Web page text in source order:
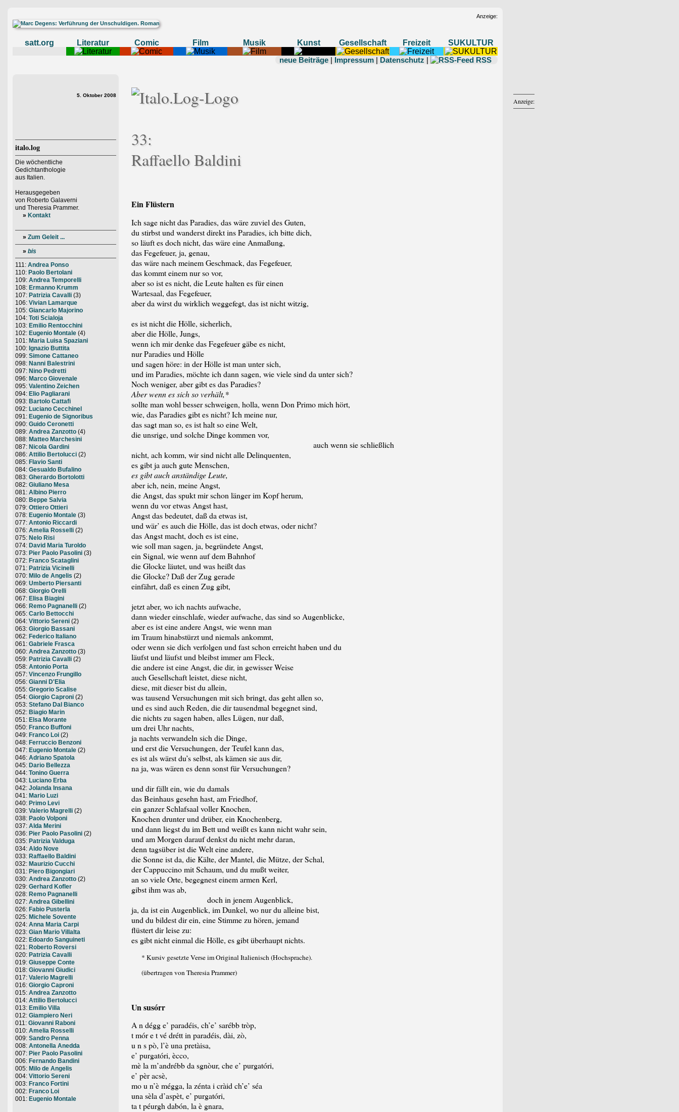
Anzeige:
Anzeige:
satt.org Literatur Comic Film Musik Kunst Gesellschaft Freizeit
SUKULTUR
neue Beiträge | Impressum | Datenschutz | RSS
5. Oktober 2008
italo.log
Die wöchentliche
Gedichtanthologie
aus Italien.
Herausgegeben
von Roberto Galaverni
und Theresia Prammer.
» Kontakt
» Zum Geleit ...
» bis
111: Andrea Ponso
110: Paolo Bertolani
109: Andrea Temporelli
108: Ermanno Krumm
107: Patrizia Cavalli (3)
106: Vivian Lamarque
105: Giancarlo Majorino
104: Toti Scialoja
103: Emilio Rentocchini
102: Eugenio Montale (4)
101: Maria Luisa Spaziani
100: Ignazio Buttita
099: Simone Cattaneo
098: Nanni Balestrini
097: Nino Pedretti
096: Marco Giovenale
095: Valentino Zeichen
094: Elio Pagliarani
093: Bartolo Cattafi
092: Luciano Cecchinel
091: Eugenio de Signoribus
090: Guido Ceronetti
089: Andrea Zanzotto (4)
088: Matteo Marchesini
087: Nicola Gardini
086: Attilio Bertolucci (2)
085: Flavio Santi
084: Gesualdo Bufalino
083: Gherardo Bortolotti
082: Giuliano Mesa
081: Albino Pierro
080: Beppe Salvia
079: Ottiero Ottieri
078: Eugenio Montale (3)
077: Antonio Riccardi
076: Amelia Rosselli (2)
075: Nelo Risi
074: David Maria Turoldo
073: Pier Paolo Pasolini (3)
072: Franco Scataglini
071: Patrizia Vicinelli
070: Milo de Angelis (2)
069: Umberto Piersanti
068: Giorgio Orelli
067: Elisa Biagini
066: Remo Pagnanelli (2)
065: Carlo Bettocchi
064: Vittorio Sereni (2)
063: Giorgio Bassani
062: Federico Italiano
061: Gabriele Frasca
060: Andrea Zanzotto (3)
059: Patrizia Cavalli (2)
058: Antonio Porta
057: Vincenzo Frungillo
056: Gianni D'Elia
055: Gregorio Scalise
054: Giorgio Caproni (2)
053: Stefano Dal Bianco
052: Biagio Marin
051: Elsa Morante
050: Franco Buffoni
049: Franco Loi (2)
048: Ferruccio Benzoni
047: Eugenio Montale (2)
046: Adriano Spatola
045: Dario Bellezza
044: Tonino Guerra
043: Luciano Erba
042: Jolanda Insana
041: Mario Luzi
040: Primo Levi
039: Valerio Magrelli (2)
038: Paolo Volponi
037: Alda Merini
036: Pier Paolo Pasolini (2)
035: Patrizia Valduga
034: Aldo Nove
033: Raffaello Baldini
032: Maurizio Cucchi
031: Piero Bigongiari
030: Andrea Zanzotto (2)
029: Gerhard Kofler
028: Remo Pagnanelli
027: Andrea Gibellini
026: Fabio Pusterla
025: Michele Sovente
024: Anna Maria Carpi
023: Gian Mario Villalta
022: Edoardo Sanguineti
021: Roberto Roversi
020: Patrizia Cavalli
019: Giuseppe Conte
018: Giovanni Giudici
017: Valerio Magrelli
016: Giorgio Caproni
015: Andrea Zanzotto
014: Attilio Bertolucci
013: Emilio Villa
012: Giampiero Neri
011: Giovanni Raboni
010: Amelia Rosselli
009: Sandro Penna
008: Antonella Anedda
007: Pier Paolo Pasolini
006: Fernando Bandini
005: Milo de Angelis
004: Vittorio Sereni
003: Franco Fortini
002: Franco Loi
001: Eugenio Montale
33:
Raffaello Baldini
Ein Flüstern
Ich sage nicht das Paradies, das wäre zuviel des Guten,
du stirbst und wanderst direkt ins Paradies, ich bitte dich,
so läuft es doch nicht, das wäre eine Anmaßung,
das Fegefeuer, ja, genau,
das wäre nach meinem Geschmack, das Fegefeuer,
das kommt einem nur so vor,
aber so ist es nicht, die Leute halten es für einen
Wartesaal, das Fegefeuer,
aber da wirst du wirklich weggefegt, das ist nicht witzig,
es ist nicht die Hölle, sicherlich,
aber die Hölle, Jungs,
wenn ich mir denke das Fegefeuer gäbe es nicht,
nur Paradies und Hölle
und sagen höre: in der Hölle ist man unter sich,
und im Paradies, möchte ich dann sagen, wie viele sind da unter sich?
Noch weniger, aber gibt es das Paradies?
Aber wenn es sich so verhält,*
sollte man wohl besser schweigen, holla, wenn Don Primo mich hört,
wie, das Paradies gibt es nicht? Ich meine nur,
das sagt man so, es ist halt so eine Welt,
die unsrige, und solche Dinge kommen vor,
auch wenn sie schließlich
nicht, ach komm, wir sind nicht alle Delinquenten,
es gibt ja auch gute Menschen,
es gibt auch anständige Leute,
aber ich, nein, meine Angst,
die Angst, das spukt mir schon länger im Kopf herum,
wenn du vor etwas Angst hast,
Angst das bedeutet, daß da etwas ist,
und wär’ es auch die Hölle, das ist doch etwas, oder nicht?
das Angst macht, doch es ist eine,
wie soll man sagen, ja, begründete Angst,
ein Signal, wie wenn auf dem Bahnhof
die Glocke läutet, und was heißt das
die Glocke? Daß der Zug gerade
einfährt, daß es einen Zug gibt,
jetzt aber, wo ich nachts aufwache,
dann wieder einschlafe, wieder aufwache, das sind so Augenblicke,
aber es ist eine andere Angst, wie wenn man
im Traum hinabstürzt und niemals ankommt,
oder wenn sie dich verfolgen und fast schon erreicht haben und du
läufst und läufst und bleibst immer am Fleck,
die andere ist eine Angst, die dir, in gewisser Weise
auch Gesellschaft leistet, diese nicht,
diese, mit dieser bist du allein,
was tausend Versuchungen mit sich bringt, das geht allen so,
und es sind auch Reden, die dir tausendmal begegnet sind,
die nichts zu sagen haben, alles Lügen, nur daß,
um drei Uhr nachts,
ja nachts verwandeln sich die Dinge,
und erst die Versuchungen, der Teufel kann das,
es ist als wärst du’s selbst, als kämen sie aus dir,
na ja, was wären es denn sonst für Versuchungen?
und dir fällt ein, wie du damals
das Beinhaus gesehn hast, am Friedhof,
ein ganzer Schlafsaal voller Knochen,
Knochen drunter und drüber, ein Knochenberg,
und dann liegst du im Bett und weißt es kann nicht wahr sein,
und am Morgen darauf denkst du nicht mehr daran,
denn tagsüber ist die Welt eine andere,
die Sonne ist da, die Kälte, der Mantel, die Mütze, der Schal,
der Cappuccino mit Schaum, und du mußt weiter,
an so viele Orte, begegnest einem armen Kerl,
gibst ihm was ab,
doch in jenem Augenblick,
ja, da ist ein Augenblick, im Dunkel, wo nur du alleine bist,
und du bildest dir ein, eine Stimme zu hören, jemand
flüstert dir leise zu:
es gibt nicht einmal die Hölle, es gibt überhaupt nichts.
* Kursiv gesetzte Verse im Original Italienisch (Hochsprache).
(übertragen von Theresia Prammer)
Un susórr
A n dégg e’ paradéis, ch’e’ sarébb tròp,
t mór e t vé drétt in paradéis, dài, zò,
u n s pò, l’è una pretàisa,
e’ purgatóri, ècco,
mè la m’andrébb da sgnòur, che e’ purgatóri,
e’ pèr acsè,
mo u n’è mégga, la zénta i cràid ch’e’ séa
una sèla d’aspèt, e’ purgatóri,
ta t péurgh dabón, la è gnara,